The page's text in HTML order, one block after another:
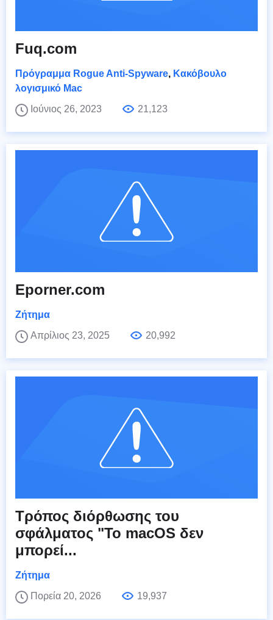
Fuq.com
Πρόγραμμα Rogue Anti-Spyware, Κακόβουλο
λογισμικό Mac
Ιούνιος 26, 2023
21,123
Eporner.com
Ζήτημα
Απρίλιος 23, 2025
20,992
Τρόπος διόρθωσης του
σφάλματος "Το macOS δεν
μπορεί...
Ζήτημα
Πορεία 20, 2026
19,937